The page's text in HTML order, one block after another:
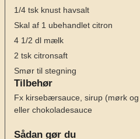
1/4 tsk knust havsalt
Skal af 1 ubehandlet citron
4 1/2 dl mælk
2 tsk citronsaft
Smør til stegning
Tilbehør
Fx kirsebærsauce, sirup (mørk
eller chokoladesauce
Sådan gør du